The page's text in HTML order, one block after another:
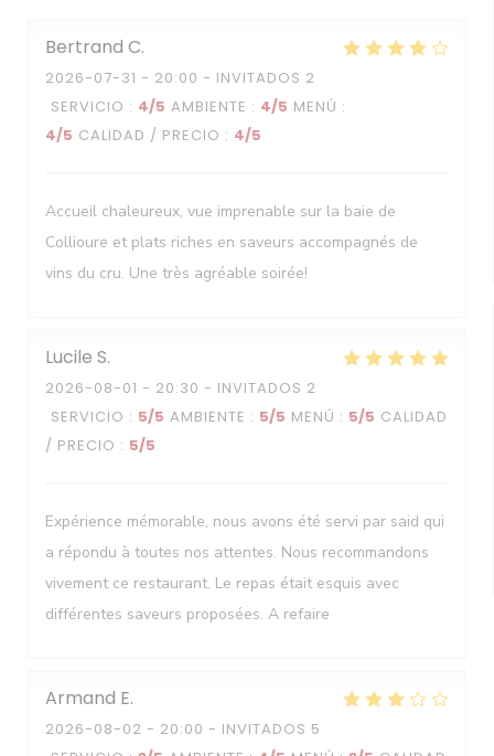
Bertrand C
2026-07-31 - 20:00 - INVITADOS 2
SERVICIO : 4/5 AMBIENTE : 4/5 MENÚ :
4/5 CALIDAD / PRECIO : 4/5
Accueil chaleureux, vue imprenable sur la baie de
Collioure et plats riches en saveurs accompagnés de
vins du cru. Une très agréable soirée!
Lucile S
2026-08-01 - 20:30 - INVITADOS 2
SERVICIO : 5/5 AMBIENTE : 5/5 MENÚ : 5/5 CALIDAD
/ PRECIO : 5/5
Expérience mémorable, nous avons été servi par said qui
a répondu à toutes nos attentes. Nous recommandons
vivement ce restaurant. Le repas était esquis avec
différentes saveurs proposées. A refaire
Armand E
2026-08-02 - 20:00 - INVITADOS 5